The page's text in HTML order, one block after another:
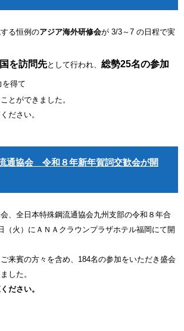
る恒例のアジア海外研修会が 3/3～7 の日程で実
を訪問先として行われ、 総勢25名の参加
を得て
とができました。
ださい。
通協会 令和８年新年賀詞交歓会が開
、全日本特殊鋼流通協会九州支部の令和８年合
（火）にＡＮＡクラウンプラザホテル福岡にて開
来賓の方々を含め、184名の参加をいただき盛会
した。
ださい。